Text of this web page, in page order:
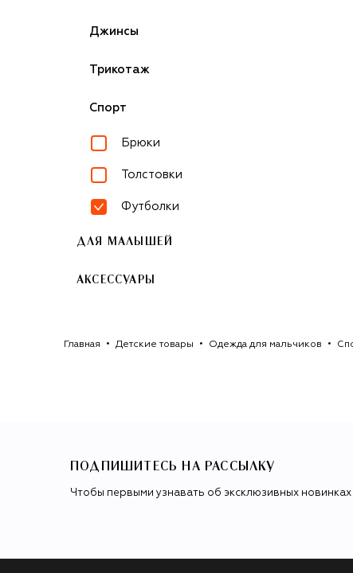
Джинсы
Трикотаж
Спорт
Брюки
Толстовки
Футболки
ДЛЯ МАЛЫШЕЙ
АКСЕССУАРЫ
Главная Детские товары Одежда для мальчиков
ПОДПИШИТЕСЬ НА РАССЫЛКУ
Чтобы первыми узнавать об эксклюзивных